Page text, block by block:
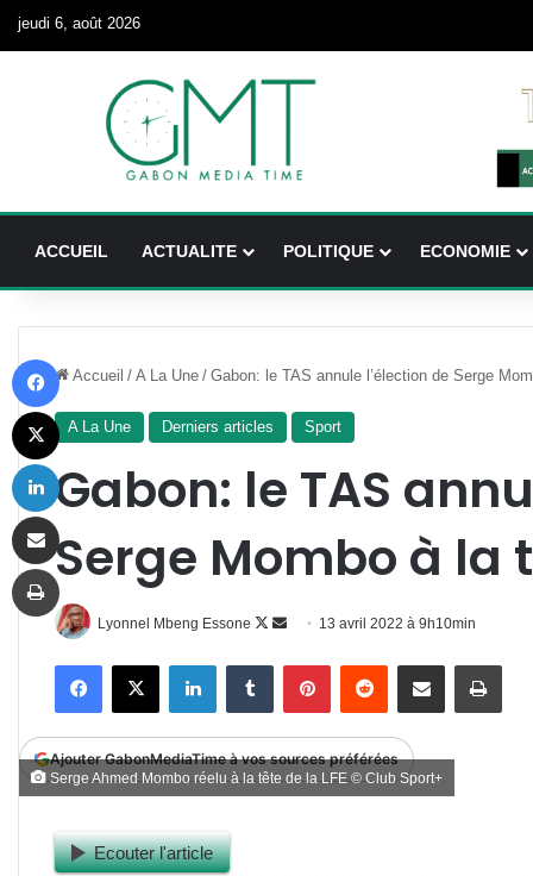
jeudi 6, août 2026
ACCUEIL ACTUALITE POLITIQUE ECONOMIE
Accueil / A La Une / Gabon: le TAS annule l’élection de Serge
A La Une Derniers articles Sport
Gabon: le TAS
Serge Mombo à la
Lyonnel Mbeng Essone
Follow
Envoyer
courriel
13 avril 2022 à 9h10min
FacebookX LinkedinTumblr PinterestReddit Partager par email
Ajouter GabonMediaTime à vos sources préférées
Serge Ahmed Mombo réelu à la tête de la LFE © Club Sport+
Ecouter l'article
X
Imprimer